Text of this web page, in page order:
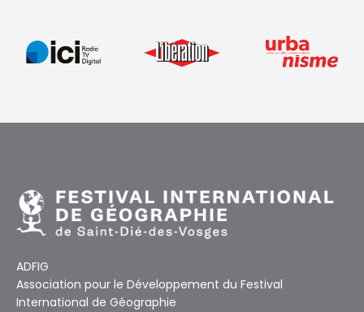
ADFIG
Association pour le Développement du Festival
International de Géographie